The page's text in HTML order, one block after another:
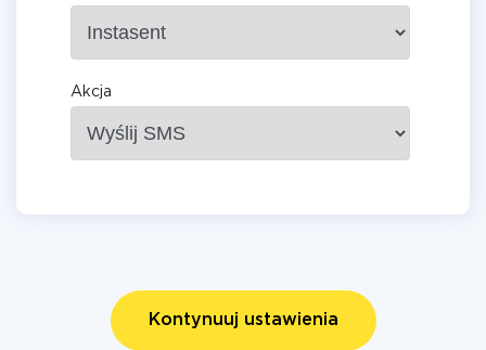
Akcja
Kontynuuj ustawienia